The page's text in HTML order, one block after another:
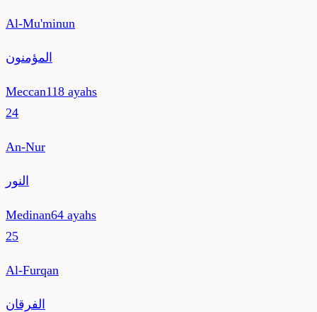
Al-Mu'minun
المؤمنون
Meccan118 ayahs
24
An-Nur
النور
Medinan64 ayahs
25
Al-Furqan
الفرقان